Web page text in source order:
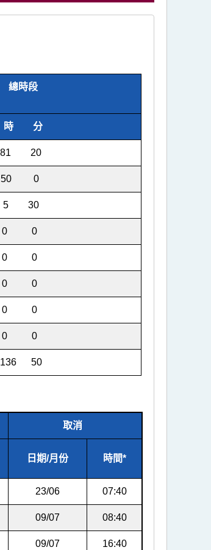
總時段
時 分
81 20
50 0
5 30
0 0
0 0
0 0
0 0
0 0
136 50
取消
日期/月份 時間*
23/06 07:40
09/07 08:40
09/07 16:40